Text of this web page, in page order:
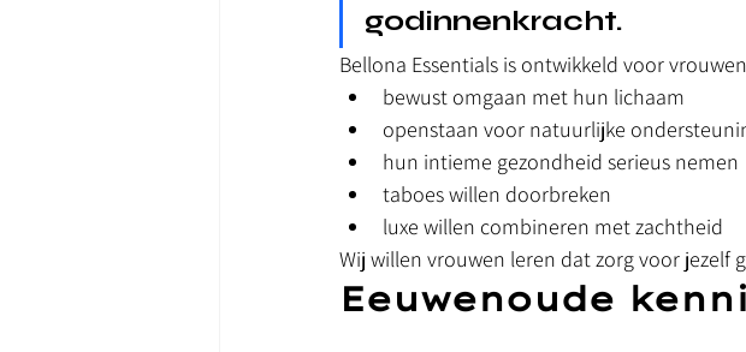
godinnenkracht.
Bellona Essentials is ontwikkeld voor
bewust omgaan met hun lichaam
openstaan voor natuurlijke
hun intieme gezondheid serieus nemen
taboes willen doorbreken
luxe willen combineren met zachtheid
Wij willen vrouwen leren dat zorg voor jezelf
Eeuwenoude